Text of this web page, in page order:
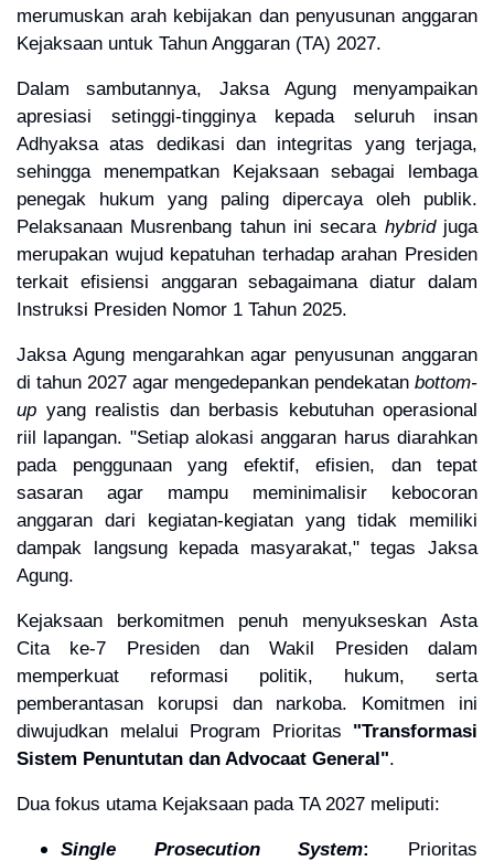
merumuskan arah kebijakan dan penyusunan anggaran
Kejaksaan untuk Tahun Anggaran (TA) 2027.
Dalam sambutannya, Jaksa Agung menyampaikan
apresiasi setinggi-tingginya kepada seluruh insan
Adhyaksa atas dedikasi dan integritas yang terjaga,
sehingga menempatkan Kejaksaan sebagai lembaga
penegak hukum yang paling dipercaya oleh publik.
Pelaksanaan Musrenbang tahun ini secara hybridjuga
merupakan wujud kepatuhan terhadap arahan Presiden
terkait efisiensi anggaran sebagaimana diatur dalam
Instruksi Presiden Nomor 1 Tahun 2025.
Jaksa Agung mengarahkan agar penyusunan anggaran
di tahun 2027 agar mengedepankan pendekatan bottom-
up yang realistis dan berbasis kebutuhan operasional
riil lapangan. "Setiap alokasi anggaran harus diarahkan
pada penggunaan yang efektif, efisien, dan tepat
sasaran agar mampu meminimalisir kebocoran
anggaran dari kegiatan-kegiatan yang tidak memiliki
dampak langsung kepada masyarakat," tegas Jaksa
Agung.
Kejaksaan berkomitmen penuh menyukseskan Asta
Cita ke-7 Presiden dan Wakil Presiden dalam
memperkuat reformasi politik, hukum, serta
pemberantasan korupsi dan narkoba. Komitmen ini
diwujudkan melalui Program Prioritas "Transformasi
Sistem Penuntutan dan Advocaat General".
Dua fokus utama Kejaksaan pada TA 2027 meliputi:
Single Prosecution System:
Prioritas